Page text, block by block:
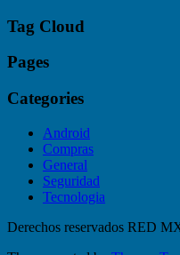
Tag Cloud
Pages
Categories
Android
Compras
General
Seguridad
Tecnologia
Derechos reservados RED